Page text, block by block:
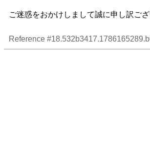
ご迷惑をおかけしまして誠に申し訳ご
Reference